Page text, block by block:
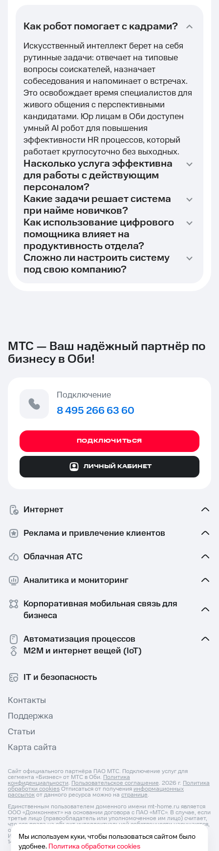
Как робот помогает с кадрами?
Искусственный интеллект берет на себя
рутинные задачи: отвечает на типовые
вопросы соискателей, назначает
собеседования и напоминает о встречах.
Это освобождает время специалистов для
живого общения с перспективными
кандидатами. Юр лицам в Оби доступен
умный AI робот для повышения
эффективности HR процессов, который
работает круглосуточно без выходных.
Насколько услуга эффективна
для работы с действующим
персоналом?
Какие задачи решает система
при найме новичков?
Как использование цифрового
помощника влияет на
продуктивность отдела?
Сложно ли настроить систему
под свою компанию?
МТС — Ваш надёжный партнёр по
бизнесу в Оби!
Подключение
8 495 266 63 60
ПОДКЛЮЧИТЬСЯ
ЛИЧНЫЙ КАБИНЕТ
Интернет
Реклама и привлечение клиентов
Облачная АТС
Аналитика и мониторинг
Корпоративная мобильная связь⁠ для
бизнеса
Автоматизация процессов
M2M и интернет вещей (IoT)
IT и безопасность
Контакты
Поддержка
Статьи
Карта сайта
Сайт официального партнёра ПАО МТС. Подключение услуг для
сегмента «Бизнес» от МТС в Оби. Политика
конфиденциальности. Пользовательское соглашение. 2026 г. Политика
обработки cookies Отписаться от получения информационных
рассылок от данного ресурса можно на странице.
Единственным пользователем доменного имени mt-home.ru является
ООО «Домконнект» на основании договора с ПАО «МТС». В случае, если
третье лицо (правообладатель или уполномоченное им лицо) считает,
что его права на объект интеллектуальной собственности нарушаются,
он может направить претензию по адресу: ОГРНИП: 1187627031525,
ИНН: 7604350152, Юр. Адрес 150046, Россия, Ярославль г, Титова ул, д.
14 корп 3, оф.кв. 54 и по e-mail:
info@domconnect.ru
Мы используем куки, чтобы пользоваться сайтом было
удобнее. Политика обработки cookies